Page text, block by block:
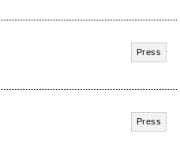
Press
Press